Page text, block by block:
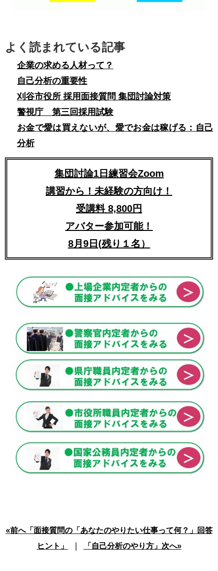
よく読まれている記事
企業の求める人材って？
自己分析の重要性
刈谷市役所 採用面接質問 集団討論対策
警視庁 第三回採用試験
お金で愛は買えないが、愛でお金は稼げる：自己
分析
集団討論1日練習会Zoom
講習から！未経験の方向け！
受講料 8,800円
アバター参加可能！
8月9日(残り１名）
«前へ「面接質問の「あなたのやりたい仕事って何？」回答
ヒント」
「自己分析のやり方」次へ»